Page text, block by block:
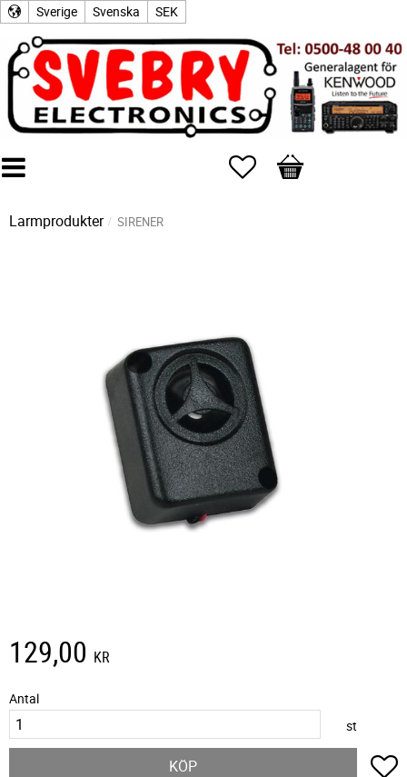
Sverige Svenska SEK
Favoriter
Kundvagn
Larmprodukter SIRENER
129,00 KR
Antal
st
KÖP